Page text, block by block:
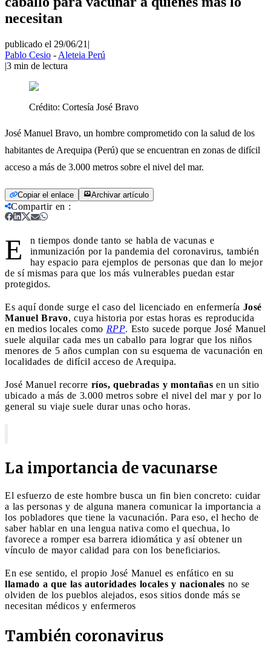
necesitan
publicado el 29/06/21 |
Pablo Cesio - Aleteia Perú
|3 min de lectura
Crédito: Cortesía José Bravo
José Manuel Bravo, un hombre comprometido con la salud de los
habitantes de Arequipa (Perú) que se encuentran en zonas de difícil
acceso a más de 3.000 metros sobre el nivel del mar.
Copiar el enlace Archivar artículo
Compartir en :
E
n tiempos donde tanto se habla de vacunas e
inmunización por la pandemia del coronavirus, también
hay espacio para ejemplos de personas que dan lo mejor
de sí mismas para que los más vulnerables puedan estar
protegidos.
Es aquí donde surge el caso del licenciado en enfermería José
Manuel Bravo, cuya historia por estas horas es reproducida
en medios locales como RPP. Esto sucede porque José Manuel
suele alquilar cada mes un caballo para lograr que los niños
menores de 5 años cumplan con su esquema de vacunación en
localidades de difícil acceso de Arequipa.
José Manuel recorre ríos, quebradas y montañas en un sitio
ubicado a más de 3.000 metros sobre el nivel del mar y por lo
general su viaje suele durar unas ocho horas.
La importancia de vacunarse
El esfuerzo de este hombre busca un fin bien concreto: cuidar
a las personas y de alguna manera comunicar la importancia a
los pobladores que tiene la vacunación. Para eso, el hecho de
saber hablar en una lengua nativa como el quechua, lo
favorece a romper esa barrera idiomática y así obtener un
vínculo de mayor calidad para con los beneficiarios.
En ese sentido, el propio José Manuel es enfático en su
llamado a que las autoridades locales y nacionales no se
olviden de los pueblos alejados, esos sitios donde más se
necesitan médicos y enfermeros
También coronavirus